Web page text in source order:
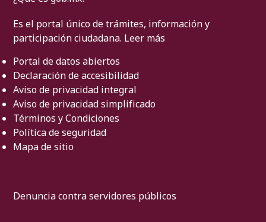
Es el portal único de trámites, información y
participación ciudadana. Leer más
Portal de datos abiertos
Declaración de accesibilidad
Aviso de privacidad integral
Aviso de privacidad simplificado
Términos y Condiciones
Política de seguridad
Mapa de sitio
Denuncia contra servidores públicos